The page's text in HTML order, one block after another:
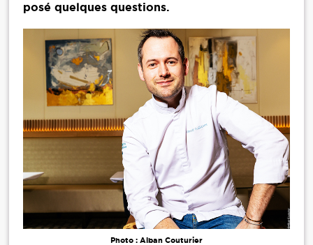
posé quelques questions.
Photo : Alban Couturier